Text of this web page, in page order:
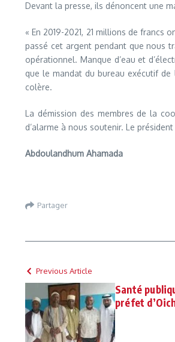
Devant la presse, ils dénoncent une
« En 2019-2021, 21 millions de
passé cet argent pendant que nous
opérationnel. Manque d’eau et
que le mandat du bureau exécutif
colère.
La démission des membres de la
d’alarme à nous soutenir. Le
Abdoulandhum Ahamada
Partager
Previous Article
Santé
préfet